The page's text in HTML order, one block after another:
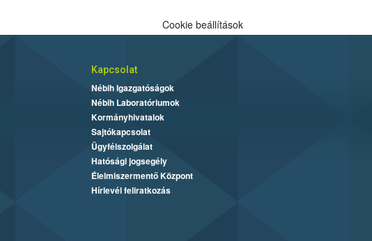
Cookie beállítások
Kapcsolat
Nébih Igazgatóságok
Nébih Laboratóriumok
Kormányhivatalok
Sajtókapcsolat
Ügyfélszolgálat
Hatósági jogsegély
Élelmiszermentő Központ
Hírlevél feliratkozás